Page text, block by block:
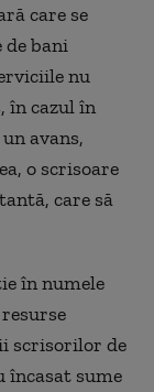
care se
de bani
nu
în cazul în
avans,
o scrisoare
care să
în numele
scrisorilor de
încasat sume